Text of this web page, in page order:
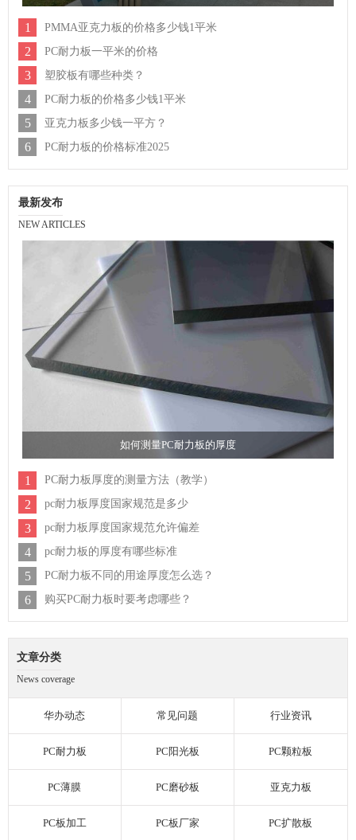
1 PMMA亚克力板的价格多少钱1平米
2 PC耐力板一平米的价格
3 塑胶板有哪些种类？
4 PC耐力板的价格多少钱1平米
5 亚克力板多少钱一平方？
6 PC耐力板的价格标准2025
最新发布
NEW ARTICLES
如何测量PC耐力板的厚度
1 PC耐力板厚度的测量方法（教学）
2 pc耐力板厚度国家规范是多少
3 pc耐力板厚度国家规范允许偏差
4 pc耐力板的厚度有哪些标准
5 PC耐力板不同的用途厚度怎么选？
6 购买PC耐力板时要考虑哪些？
文章分类
News coverage
华办动态 常见问题 行业资讯
PC耐力板 PC阳光板 PC颗粒板
PC薄膜 PC磨砂板 亚克力板
PC板加工 PC板厂家 PC扩散板